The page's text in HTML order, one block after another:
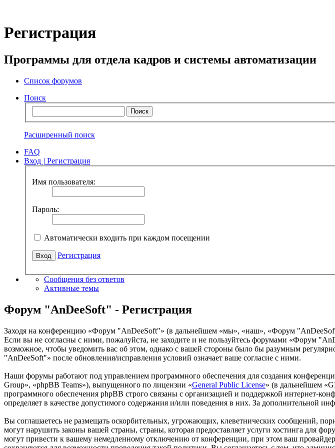
Регистрация
Программы для отдела кадров и системы автоматизации
Список форумов
Поиск
Расширенный поиск
FAQ
Вход | Регистрация
Имя пользователя:
Пароль:
Автоматически входить при каждом посещении
Регистрация
Сообщения без ответов
Активные темы
Форум "AnDeeSoft" - Регистрация
Заходя на конференцию «Форум "AnDeeSoft"» (в дальнейшем «мы», «наш», «Форум
Если вы не согласны с ними, пожалуйста, не заходите и не пользуйтесь форумами «Форум
возможное, чтобы уведомить вас об этом, однако с вашей стороны было бы разумным
"AnDeeSoft"» после обновления/исправления условий означает ваше согласие с ними.
Наши форумы работают под управлением программного обеспечения для создания
Group», «phpBB Teams»), выпущенного по лицензии «General Public License» (в дальнейшем
программного обеспечения phpBB строго связаны с организацией и поддержкой интернет-
определяет в качестве допустимого содержания и/или поведения в них. За дополнительной
Вы соглашаетесь не размещать оскорбительных, угрожающих, клеветнических сообщений,
могут нарушить законы вашей страны, страны, которая предоставляет услуги хостинга
могут привести к вашему немедленному отключению от конференции, при этом ваш